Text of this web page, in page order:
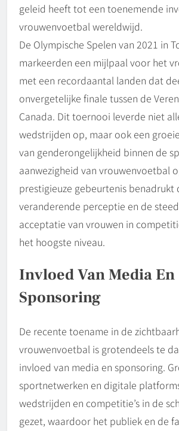
geleid heeft tot een toenemende
vrouwenvoetbal wereldwijd.
De Olympische Spelen van 2021 in
markeerden een mijlpaal voor het
met een recordaantal landen dat
onvergetelijke finale tussen de
Canada. Dit toernooi leverde niet
wedstrijden op, maar ook een
van genderongelijkheid binnen de
aanwezigheid van vrouwenvoetbal
prestigieuze gebeurtenis benadrukt
veranderende perceptie en de
acceptatie van vrouwen in
het hoogste niveau.
Invloed Van Media En
Sponsoring
De recente toename in de
vrouwenvoetbal is grotendeels te
invloed van media en sponsoring.
sportnetwerken en digitale
wedstrijden en competitie’s in de
gezet, waardoor het publiek en de